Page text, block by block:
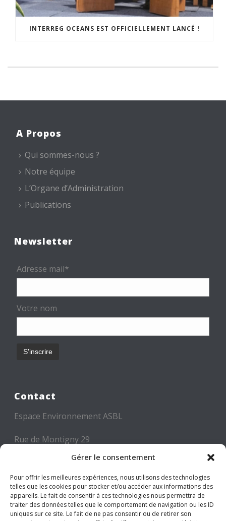
Gérer le consentement
Pour offrir les meilleures expériences, nous utilisons des technologies
telles que les cookies pour stocker et/ou accéder aux informations des
appareils. Le fait de consentir à ces technologies nous permettra de
traiter des données telles que le comportement de navigation ou les ID
uniques sur ce site. Le fait de ne pas consentir ou de retirer son
INTERREG OCEANS EST OFFICIELLEMENT LANCÉ !
A Propos
Qui sommes-nous ?
Notre équipe
L’Organe d’Administration
Publications
Newsletter
Adresse mail*
Votre nom
Contact
Espace Environnement ASBL
Rue de Montigny 29
6000 CHARLEROI
Tél: +32 71 300 300
Mail: info@espace-environnement.be
TVA BE 0416.116.340